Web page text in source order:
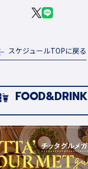
スケジュールTOPに戻る
FOOD&DRINK